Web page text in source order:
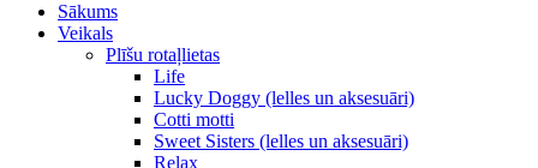
Sākums
Veikals
Plīšu rotaļlietas
Life
Lucky Doggy (lelles un aksesuāri)
Cotti motti
Sweet Sisters (lelles un aksesuāri)
Relax